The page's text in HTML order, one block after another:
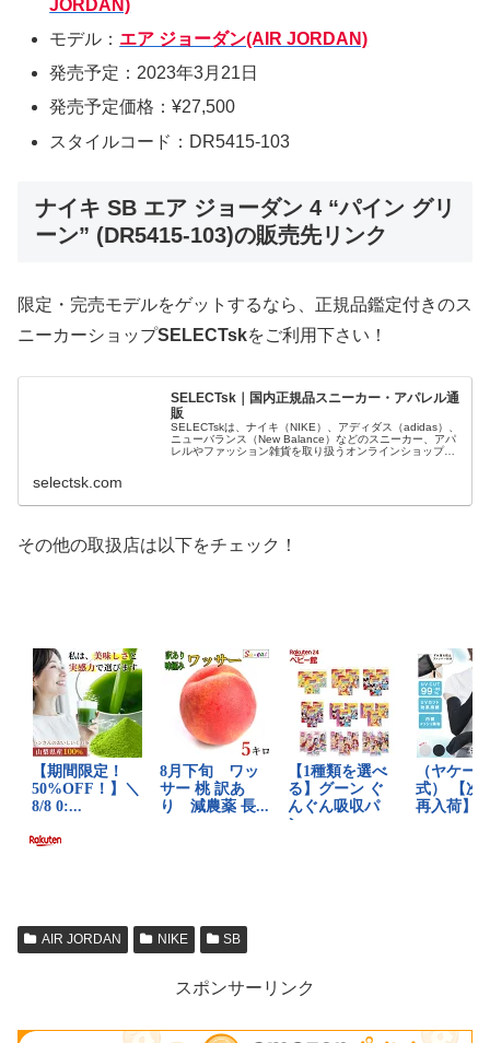
JORDAN)
モデル： エア ジョーダン(AIR JORDAN)
発売予定：2023年3月21日
発売予定価格：¥27,500
スタイルコード：DR5415-103
ナイキ SB エア ジョーダン 4 “パイン グリ
ーン” (DR5415-103)の販売先リンク
限定・完売モデルをゲットするなら、正規品鑑定付きのス
ニーカーショップSELECTskをご利用下さい！
SELECTsk｜国内正規品スニーカー・アパレル通
販
SELECTskは、ナイキ（NIKE）、アディダス（adidas）、
ニューバランス（New Balance）などのスニーカー、アパ
レルやファッション雑貨を取り扱うオンラインショップで
selectsk.com
その他の取扱店は以下をチェック！
AIR JORDAN NIKE SB
スポンサーリンク